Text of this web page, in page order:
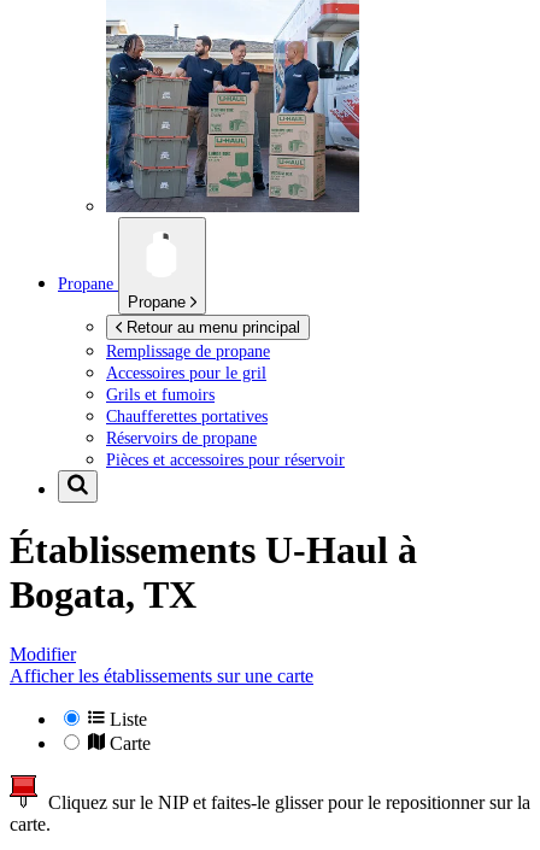
Propane
Propane
Retour au menu principal
Remplissage de propane
Accessoires pour le gril
Grils et fumoirs
Chaufferettes portatives
Réservoirs de propane
Pièces et accessoires pour réservoir
Établissements U-Haul à
Bogata, TX
Modifier
Afficher les établissements sur une carte
Liste
Carte
Cliquez sur le NIP et faites-le glisser pour le repositionner sur la
carte.